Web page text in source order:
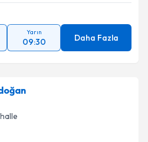
Yarın
09:30 Daha Fazla